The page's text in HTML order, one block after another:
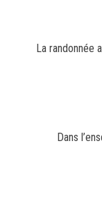
La randonnée
Dans